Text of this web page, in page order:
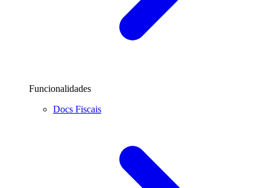
Funcionalidades
Docs Fiscais